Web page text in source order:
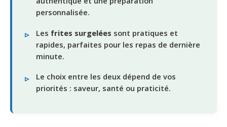
personnalisée.
Les frites surgelées sont pratiques et
rapides, parfaites pour les repas de dernière
minute.
Le choix entre les deux dépend de vos
priorités : saveur, santé ou praticité.